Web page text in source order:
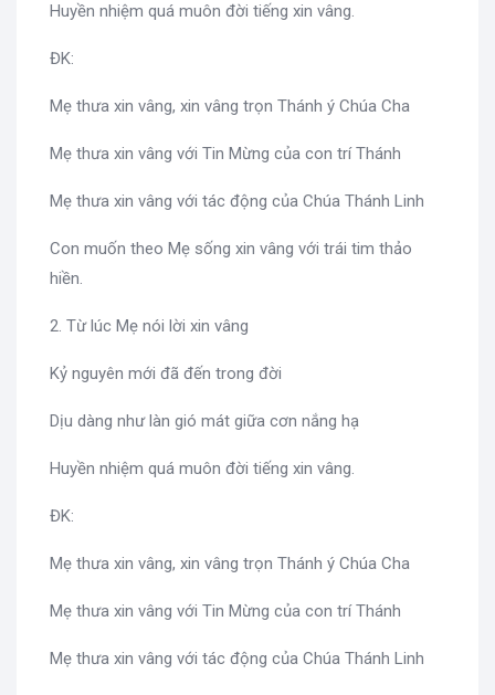
Huyền nhiệm quá muôn đời tiếng xin vâng.
ĐK:
Mẹ thưa xin vâng, xin vâng trọn Thánh ý Chúa Cha
Mẹ thưa xin vâng với Tin Mừng của con trí Thánh
Mẹ thưa xin vâng với tác động của Chúa Thánh Linh
Con muốn theo Mẹ sống xin vâng với trái tim thảo
hiền.
2. Từ lúc Mẹ nói lời xin vâng
Kỷ nguyên mới đã đến trong đời
Dịu dàng như làn gió mát giữa cơn nắng hạ
Huyền nhiệm quá muôn đời tiếng xin vâng.
ĐK:
Mẹ thưa xin vâng, xin vâng trọn Thánh ý Chúa Cha
Mẹ thưa xin vâng với Tin Mừng của con trí Thánh
Mẹ thưa xin vâng với tác động của Chúa Thánh Linh